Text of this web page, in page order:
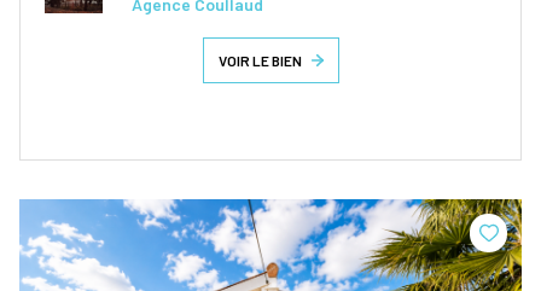
Agence Coullaud
VOIR LE BIEN